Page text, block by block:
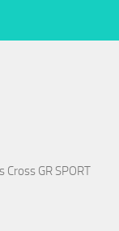
GR SPORT